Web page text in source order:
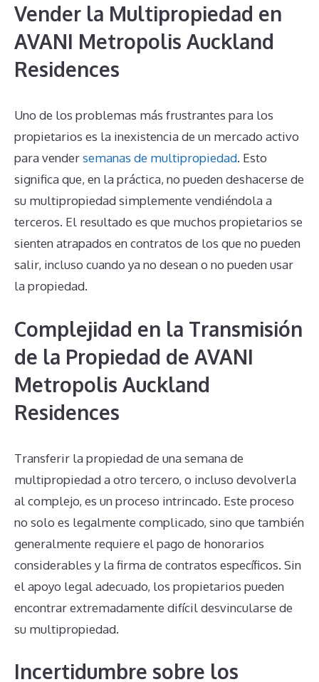
Vender la Multipropiedad en
AVANI Metropolis Auckland
Residences
Uno de los problemas más frustrantes para los
propietarios es la inexistencia de un mercado activo
para vendersemanas de multipropiedad. Esto
significa que, en la práctica, no pueden deshacerse de
su multipropiedad simplemente vendiéndola a
terceros. El resultado es que muchos propietarios se
sienten atrapados en contratos de los que no pueden
salir, incluso cuando ya no desean o no pueden usar
la propiedad.
Complejidad en la Transmisión
de la Propiedad de AVANI
Metropolis Auckland
Residences
Transferir la propiedad de una semana de
multipropiedad a otro tercero, o incluso devolverla
al complejo, es un proceso intrincado. Este proceso
no solo es legalmente complicado, sino que también
generalmente requiere el pago de honorarios
considerables y la firma de contratos específicos. Sin
el apoyo legal adecuado, los propietarios pueden
encontrar extremadamente difícil desvincularse de
su multipropiedad.
Incertidumbre sobre los